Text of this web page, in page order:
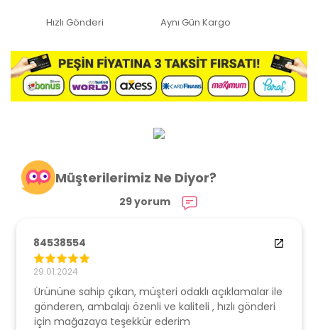
Hızlı Gönderi Aynı Gün Kargo
Müşterilerimiz Ne Diyor?
29 yorum
84538554
29.01.2024
Ürününe sahip çıkan, müşteri odaklı açıklamalar ile
gönderen, ambalajı özenli ve kaliteli , hızlı gönderi
için mağazaya teşekkür ederim